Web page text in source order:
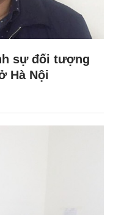
sự đối tượng
Hà Nội